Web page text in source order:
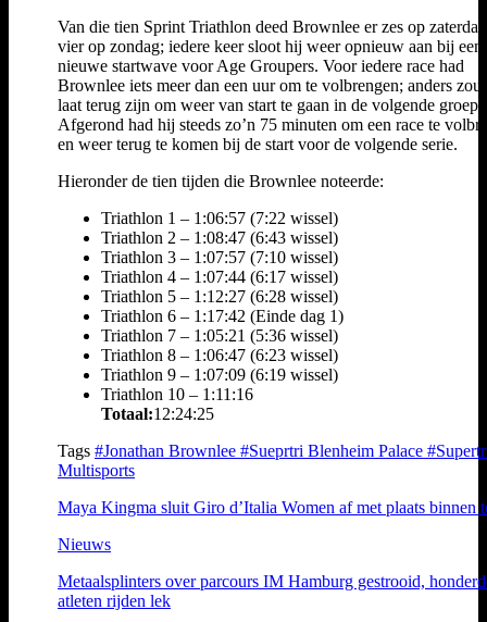
Van die tien Sprint Triathlon deed Brownlee er zes op
vier op zondag; iedere keer sloot hij weer opnieuw aan bij een
nieuwe startwave voor Age Groupers. Voor iedere race had
Brownlee iets meer dan een uur om te volbrengen; anders zou
laat terug zijn om weer van start te gaan in de volgende groep.
Afgerond had hij steeds zo’n 75 minuten om een race te
en weer terug te komen bij de start voor de volgende serie.
Hieronder de tien tijden die Brownlee noteerde:
Triathlon 1 – 1:06:57 (7:22 wissel)
Triathlon 2 – 1:08:47 (6:43 wissel)
Triathlon 3 – 1:07:57 (7:10 wissel)
Triathlon 4 – 1:07:44 (6:17 wissel)
Triathlon 5 – 1:12:27 (6:28 wissel)
Triathlon 6 – 1:17:42 (Einde dag 1)
Triathlon 7 – 1:05:21 (5:36 wissel)
Triathlon 8 – 1:06:47 (6:23 wissel)
Triathlon 9 – 1:07:09 (6:19 wissel)
Triathlon 10 – 1:11:16
Totaal:12:24:25
Tags #Jonathan Brownlee #Sueprtri Blenheim Palace
Multisports
Maya Kingma sluit Giro d’Italia Women af met plaats binnen
Nieuws
Metaalsplinters over parcours IM Hamburg gestrooid,
atleten rijden lek